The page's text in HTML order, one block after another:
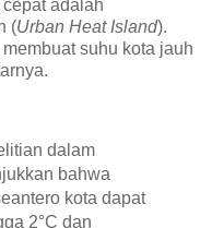
adalah
(Urban Heat Island).
suhu kota jauh
dalam
bahwa
kota dapat
2°C dan